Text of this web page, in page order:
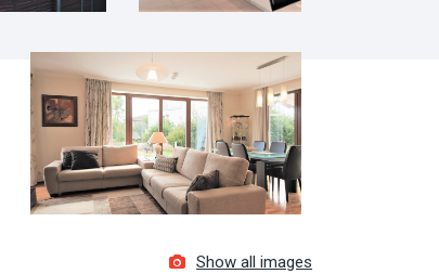
Show all images